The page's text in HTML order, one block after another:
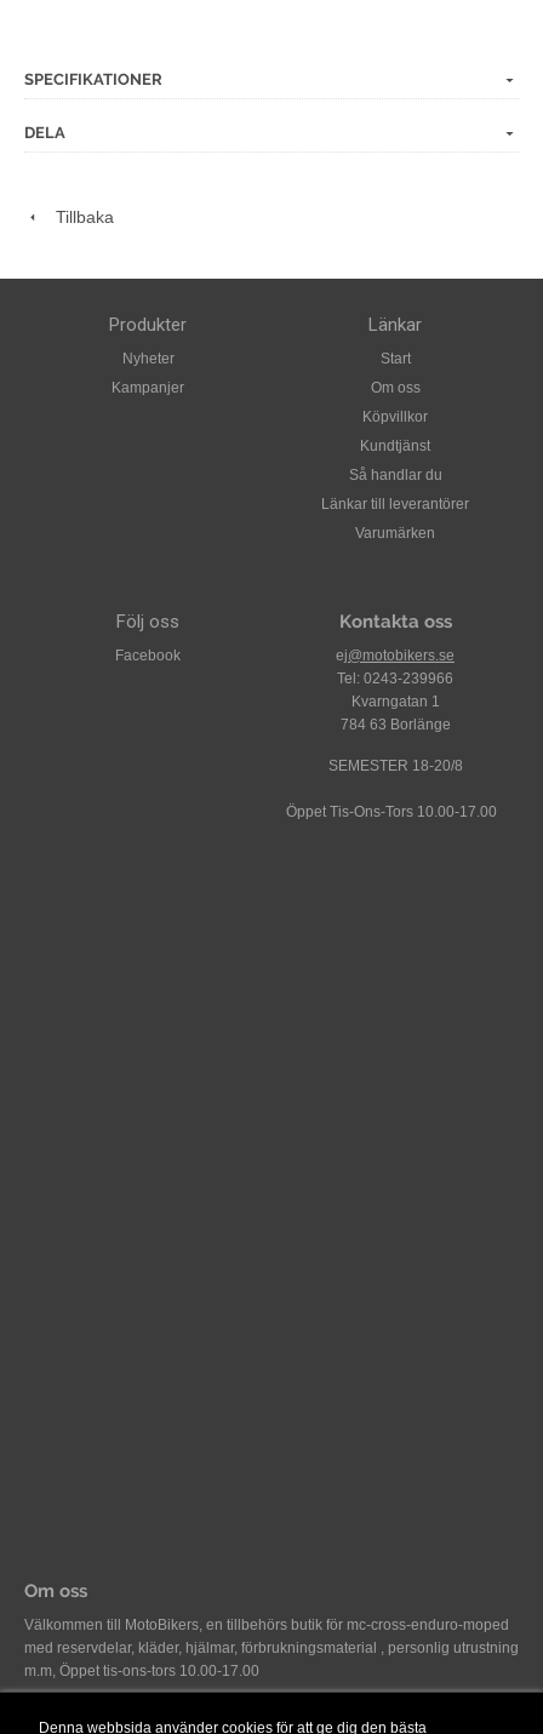
Denna webbsida använder cookies för att ge dig den bästa
SPECIFIKATIONER
DELA
Tillbaka
Produkter
Nyheter
Kampanjer
Länkar
Start
Om oss
Köpvillkor
Kundtjänst
Så handlar du
Länkar till leverantörer
Varumärken
Följ oss
Facebook
Kontakta oss
ej@motobikers.se
Tel: 0243-239966
Kvarngatan 1
784 63 Borlänge
SEMESTER 18-20/8
Öppet Tis-Ons-Tors 10.00-17.00
Om oss
Välkommen till MotoBikers, en tillbehörs butik för mc-cross-enduro-moped
med reservdelar, kläder, hjälmar, förbrukningsmaterial , personlig utrustning
m.m, Öppet tis-ons-tors 10.00-17.00